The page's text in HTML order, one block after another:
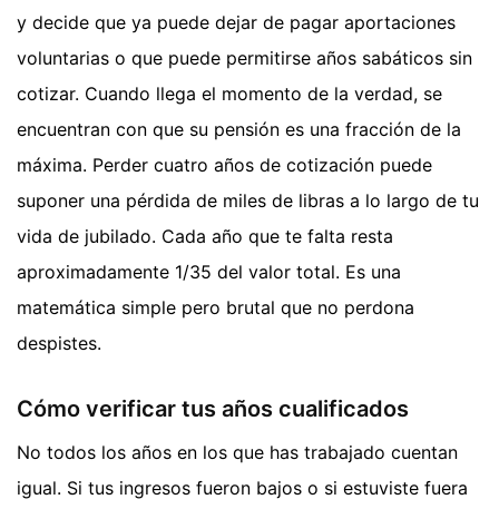
y decide que ya puede dejar de pagar aportaciones
voluntarias o que puede permitirse años sabáticos sin
cotizar. Cuando llega el momento de la verdad, se
encuentran con que su pensión es una fracción de la
máxima. Perder cuatro años de cotización puede
suponer una pérdida de miles de libras a lo largo de tu
vida de jubilado. Cada año que te falta resta
aproximadamente 1/35 del valor total. Es una
matemática simple pero brutal que no perdona
despistes.
Cómo verificar tus años cualificados
No todos los años en los que has trabajado cuentan
igual. Si tus ingresos fueron bajos o si estuviste fuera